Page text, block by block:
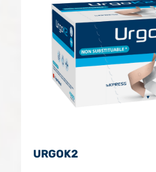
URGOK2